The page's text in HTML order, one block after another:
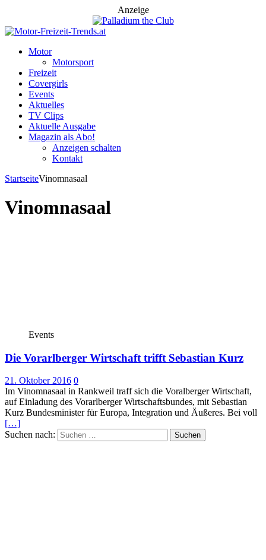
Anzeige
Motor
Motorsport
Freizeit
Covergirls
Events
Aktuelles
TV Clips
Aktuelle Ausgabe
Magazin als Abo!
Anzeigen schalten
Kontakt
StartseiteVinomnasaal
Vinomnasaal
Events
Die Vorarlberger Wirtschaft trifft Sebastian Kurz
21. Oktober 2016 0
Im Vinomnasaal in Rankweil traff sich die Voralberger Wirtschaft,
auf Einladung des Vorarlberger Wirtschaftsbundes, mit Sebastian
Kurz Bundesminister für Europa, Integration und Äußeres. Bei voll
[…]
Suchen nach: